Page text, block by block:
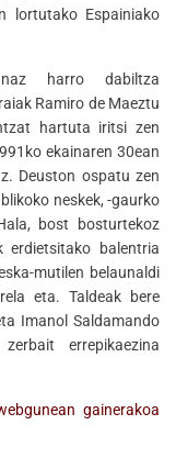
lortutako Espainiako
harro dabiltza
Ramiro de Maeztu
hartuta iritsi zen
ekainaren 30ean
Deuston ospatu zen
neskek, -gaurko
bost bosturtekoz
erdietsitako balentria
mutilen belaunaldi
eta. Taldeak bere
Imanol Saldamando
errepikaezina
gainerakoa